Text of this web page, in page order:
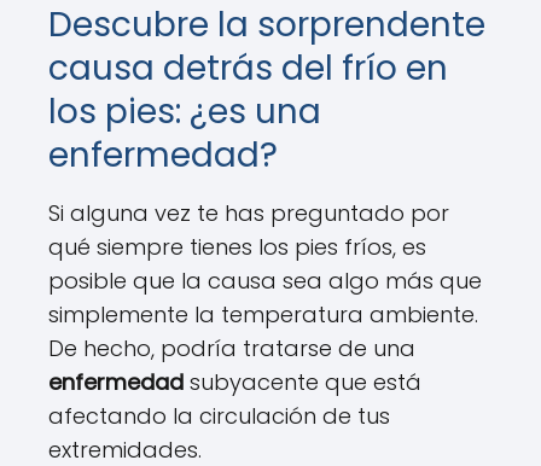
Descubre la sorprendente
causa detrás del frío en
los pies: ¿es una
enfermedad?
Si alguna vez te has preguntado por
qué siempre tienes los pies fríos, es
posible que la causa sea algo más que
simplemente la temperatura ambiente.
De hecho, podría tratarse de una
enfermedad subyacente que está
afectando la circulación de tus
extremidades.